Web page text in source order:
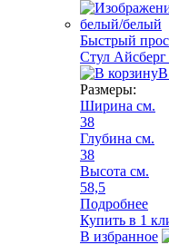
Быстрый
Стул
В
Размеры:
Ширина см.
38
Глубина см.
38
Высота см.
58,5
Подробнее
Купить в 1
В избранное